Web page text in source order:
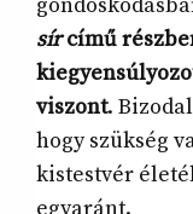
sírcímű
viszont.
hogy szükség
kistestvér